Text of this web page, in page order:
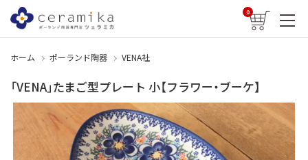
0
ホーム ポーランド陶器 VENA社
「VENA」たまご型プレート 小【フラワー・ブーケ】